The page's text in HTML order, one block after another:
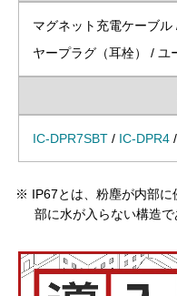
マグネット充電ケーブ
ヤープラグ（耳栓） / ユ
IC-DPR7SBT / IC-DPR4 /
※ IP67とは、粉塵が内部
部に水が入らない構造で